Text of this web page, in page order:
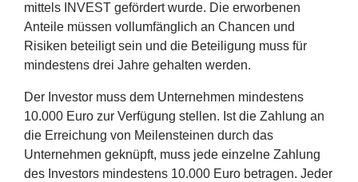
mittels INVEST gefördert wurde. Die erworbenen
Anteile müssen vollumfänglich an Chancen und
Risiken beteiligt sein und die Beteiligung muss für
mindestens drei Jahre gehalten werden.
Der Investor muss dem Unternehmen mindestens
10.000 Euro zur Verfügung stellen. Ist die Zahlung an
die Erreichung von Meilensteinen durch das
Unternehmen geknüpft, muss jede einzelne Zahlung
des Investors mindestens 10.000 Euro betragen. Jeder